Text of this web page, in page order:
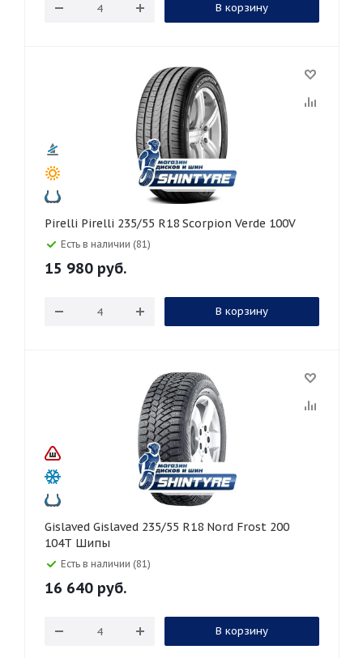
В корзину
Pirelli Pirelli 235/55 R18 Scorpion Verde 100V
Есть в наличии (81)
15 980 руб.
В корзину
Gislaved Gislaved 235/55 R18 Nord Frost 200
104T Шипы
Есть в наличии (81)
16 640 руб.
В корзину